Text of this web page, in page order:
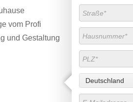
vom Profi
und Gestaltung
Deutschland